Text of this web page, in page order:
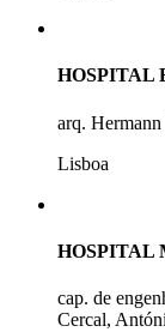
HOSPITAL
arq.
Lisboa
HOSPITAL
cap. de
Cercal,